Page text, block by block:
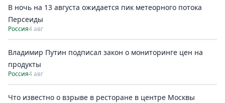
В ночь на 13 августа ожидается пик метеорного потока
Персеиды
Россия4 авг
Владимир Путин подписал закон о мониторинге цен на
продукты
Россия4 авг
Что известно о взрыве в ресторане в центре Москвы